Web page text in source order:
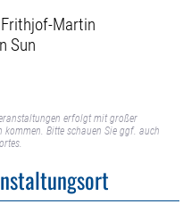
Martin
Sun
erfolgt mit großer
Bitte schauen Sie ggf. auch